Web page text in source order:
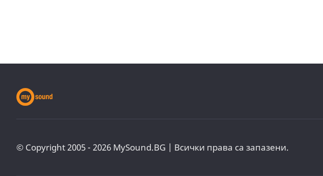
© Copyright 2005 - 2026 MySound.BG | Всички права са запазени.